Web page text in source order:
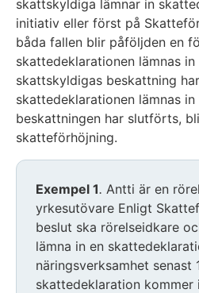
skattskyldiga lämnar in
initiativ eller först på
båda fallen blir påföljden en
skattedeklarationen lämnas in
skattskyldigas beskattning
skattedeklarationen lämnas
beskattningen har slutförts,
skatteförhöjning.
Exempel 1. Antti är en
yrkesutövare Enligt
beslut ska rörelseidkare
lämna in en
näringsverksamhet senast
skattedeklaration kommer